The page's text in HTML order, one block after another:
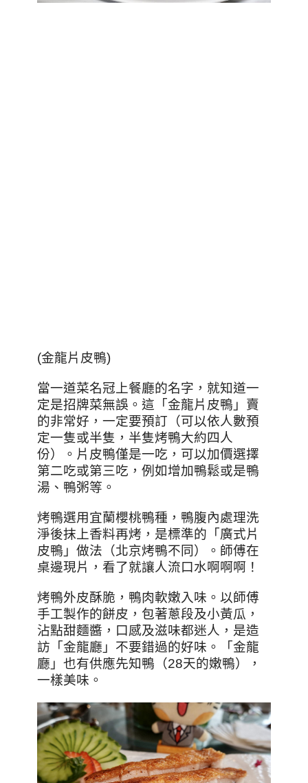
(金龍片皮鴨)
當一道菜名冠上餐廳的名字，就知道一
定是招牌菜無誤。這「金龍片皮鴨」賣
的非常好，一定要預訂（可以依人數預
定一隻或半隻，半隻烤鴨大約四人
份）。片皮鴨僅是一吃，可以加價選擇
第二吃或第三吃，例如增加鴨鬆或是鴨
湯、鴨粥等。
烤鴨選用宜蘭櫻桃鴨種，鴨腹內處理洗
淨後抹上香料再烤，是標準的「廣式片
皮鴨」做法（北京烤鴨不同）。師傅在
桌邊現片，看了就讓人流口水啊啊啊！
烤鴨外皮酥脆，鴨肉軟嫩入味。以師傅
手工製作的餅皮，包著蔥段及小黃瓜，
沾點甜麵醬，口感及滋味都迷人，是造
訪「金龍廳」不要錯過的好味。「金龍
廳」也有供應先知鴨（28天的嫩鴨），
一樣美味。